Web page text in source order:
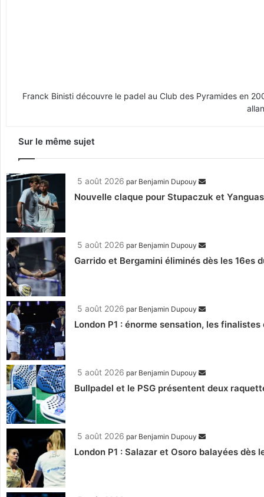
Franck Binisti découvre le padel au Club des Pyramides en
Sur le même sujet
5 août 2026 par Benjamin Dupouy
Nouvelle claque pour Stupaczuk et
5 août 2026 par Benjamin Dupouy
Garrido et Bergamini éliminés dès les 16es
5 août 2026 par Benjamin Dupouy
London P1 : énorme sensation, les
5 août 2026 par Benjamin Dupouy
Bullpadel et le PSG présentent deux
5 août 2026 par Benjamin Dupouy
London P1 : Salazar et Osoro balayées